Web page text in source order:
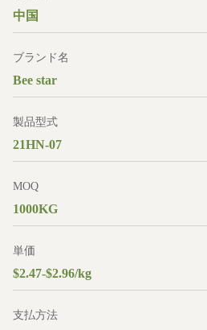
中国
ブランド名
Bee star
製品型式
21HN-07
MOQ
1000KG
単価
$2.47-$2.96/kg
支払方法